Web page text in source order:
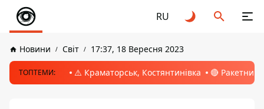
RU
Новини Світ 17:37, 18 Вересня 2023
ТОПТЕМИ: ⚠️ Краматорськ, Костянтинівка 🔴 Ракетний